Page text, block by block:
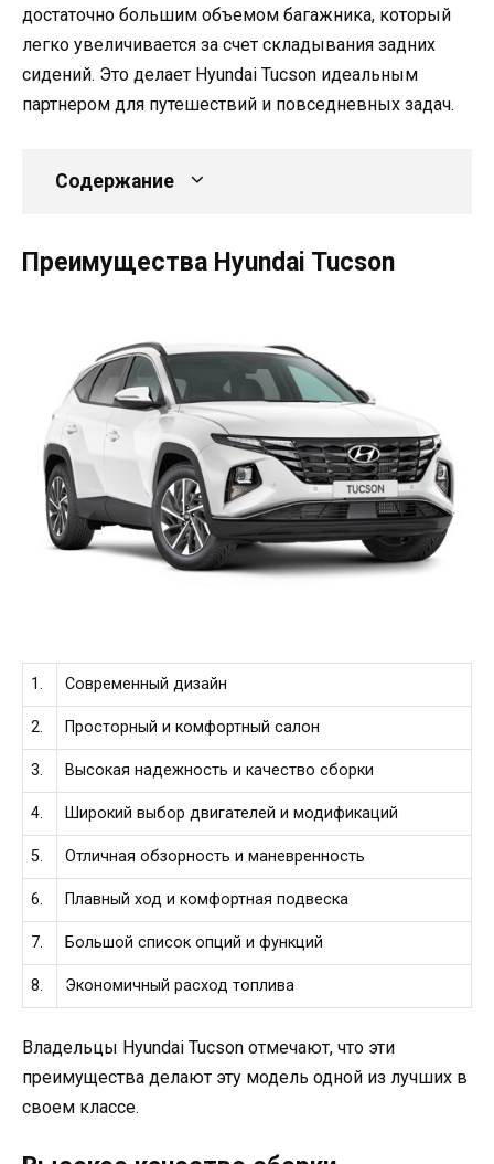
достаточно большим объемом багажника, который
легко увеличивается за счет складывания задних
сидений. Это делает Hyundai Tucson идеальным
партнером для путешествий и повседневных задач.
Содержание
Преимущества Hyundai Tucson
1. Современный дизайн
2. Просторный и комфортный салон
3. Высокая надежность и качество сборки
4. Широкий выбор двигателей и модификаций
5. Отличная обзорность и маневренность
6. Плавный ход и комфортная подвеска
7. Большой список опций и функций
8. Экономичный расход топлива
Владельцы Hyundai Tucson отмечают, что эти
преимущества делают эту модель одной из лучших в
своем классе.